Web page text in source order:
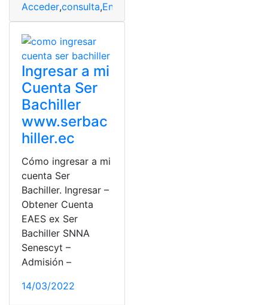
Acceder,consulta,Encuestas
Ingresar a mi
Cuenta Ser
Bachiller
www.serbac
hiller.ec
Cómo ingresar a mi
cuenta Ser
Bachiller. Ingresar –
Obtener Cuenta
EAES ex Ser
Bachiller SNNA
Senescyt –
Admisión –
14/03/2022